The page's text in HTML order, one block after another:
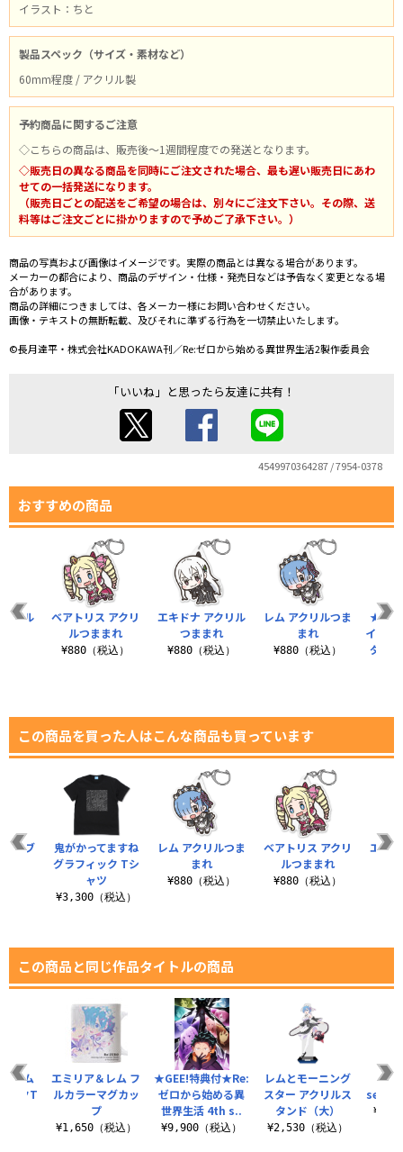
イラスト：ちと
製品スペック（サイズ・素材など）
60mm程度 / アクリル製
予約商品に関するご注意
◇こちらの商品は、販売後～1週間程度での発送となります。
◇販売日の異なる商品を同時にご注文された場合、最も遅い販売日にあわ
せての一括発送になります。
（販売日ごとの配送をご希望の場合は、別々にご注文下さい。その際、送
料等はご注文ごとに掛かりますので予めご了承下さい。）
商品の写真および画像はイメージです。実際の商品とは異なる場合があります。
メーカーの都合により、商品のデザイン・仕様・発売日などは予告なく変更となる場
合があります。
商品の詳細につきましては、各メーカー様にお問い合わせください。
画像・テキストの無断転載、及びそれに準ずる行為を一切禁止いたします。
©長月達平・株式会社KADOKAWA刊／Re:ゼロから始める異世界生活2製作委員会
「いいね」と思ったら友達に共有！
4549970364287 / 7954-0378
おすすめの商品
エキドナ アクリル
つままれ
¥880（税込）
レム アクリルつま
まれ
¥880（税込）
★限
イヤホ
ダス
リル
ベアトリス アクリ
ルつままれ
¥880（税込）
この商品を買った人はこんな商品も買っています
レム アクリルつま
まれ
¥880（税込）
ベアトリス アクリ
ルつままれ
¥880（税込）
エミ
ンブ
鬼がかってますね
グラフィック Tシ
ャツ
¥3,300（税込）
この商品と同じ作品タイトルの商品
★GEE!特典付★Re:
ゼロから始める異
世界生活 4th s..
¥9,900（税込）
レムとモーニング
スター アクリルス
タンド（大）
¥2,530（税込）
ラ
レム
ックT
エミリア＆レム フ
ルカラーマグカッ
プ
¥1,650（税込）